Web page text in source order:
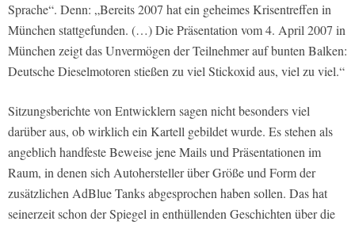
Sprache“. Denn: „Bereits 2007 hat ein geheimes Krisentreffen in
München stattgefunden. (…) Die Präsentation vom 4. April 2007 in
München zeigt das Unvermögen der Teilnehmer auf bunten Balken:
Deutsche Dieselmotoren stießen zu viel Stickoxid aus, viel zu viel.“
Sitzungsberichte von Entwicklern sagen nicht besonders viel
darüber aus, ob wirklich ein Kartell gebildet wurde. Es stehen als
angeblich handfeste Beweise jene Mails und Präsentationen im
Raum, in denen sich Autohersteller über Größe und Form der
zusätzlichen AdBlue Tanks abgesprochen haben sollen. Das hat
seinerzeit schon der Spiegel in enthüllenden Geschichten über die